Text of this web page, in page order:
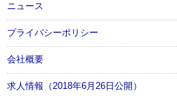
ニュース
プライバシーポリシー
会社概要
求人情報（2018年6月26日公開）